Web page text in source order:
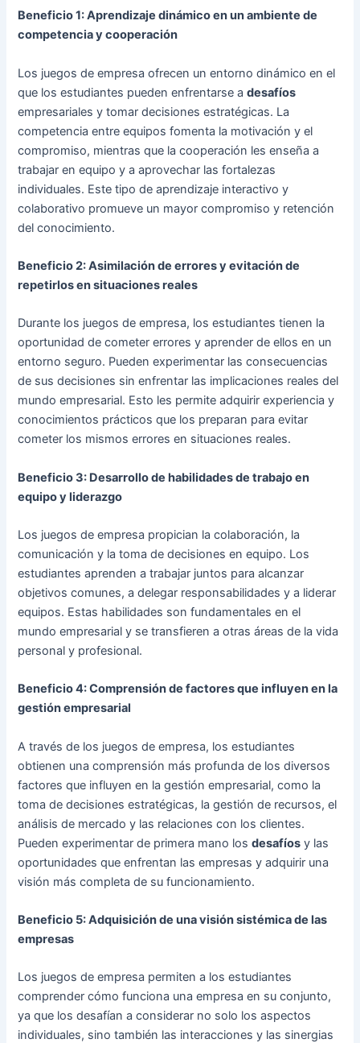
Beneficio 1: Aprendizaje dinámico en un ambiente de
competencia y cooperación
Los juegos de empresa ofrecen un entorno dinámico en el
que los estudiantes pueden enfrentarse adesafíos
empresariales y tomar decisiones estratégicas. La
competencia entre equipos fomenta la motivación y el
compromiso, mientras que la cooperación les enseña a
trabajar en equipo y a aprovechar las fortalezas
individuales. Este tipo de aprendizaje interactivo y
colaborativo promueve un mayor compromiso y retención
del conocimiento.
Beneficio 2: Asimilación de errores y evitación de
repetirlos en situaciones reales
Durante los juegos de empresa, los estudiantes tienen la
oportunidad de cometer errores y aprender de ellos en un
entorno seguro. Pueden experimentar las consecuencias
de sus decisiones sin enfrentar las implicaciones reales del
mundo empresarial. Esto les permite adquirir experiencia y
conocimientos prácticos que los preparan para evitar
cometer los mismos errores en situaciones reales.
Beneficio 3: Desarrollo de habilidades de trabajo en
equipo y liderazgo
Los juegos de empresa propician la colaboración, la
comunicación y la toma de decisiones en equipo. Los
estudiantes aprenden a trabajar juntos para alcanzar
objetivos comunes, a delegar responsabilidades y a liderar
equipos. Estas habilidades son fundamentales en el
mundo empresarial y se transfieren a otras áreas de la vida
personal y profesional.
Beneficio 4: Comprensión de factores que influyen en la
gestión empresarial
A través de los juegos de empresa, los estudiantes
obtienen una comprensión más profunda de los diversos
factores que influyen en la gestión empresarial, como la
toma de decisiones estratégicas, la gestión de recursos, el
análisis de mercado y las relaciones con los clientes.
Pueden experimentar de primera mano losdesafíos y las
oportunidades que enfrentan las empresas y adquirir una
visión más completa de su funcionamiento.
Beneficio 5: Adquisición de una visión sistémica de las
empresas
Los juegos de empresa permiten a los estudiantes
comprender cómo funciona una empresa en su conjunto,
ya que los desafían a considerar no solo los aspectos
individuales, sino también las interacciones y las sinergias